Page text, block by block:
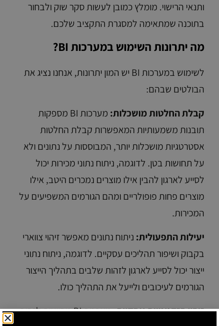
ותנאי הרישוי. מומלץ כמובן לעשות סקר שוק ולבחור
בתוכנה שמתאימה למסגרת התקציב שלכם.
מה יתרונות השימוש במערכות BI?
לשימוש במערכות BI יש המון יתרונות, אנחנו נציג את
הבולטים שבהם:
קבלת החלטות מושכלות:
מערכות BI מספקות
תובנות משמעותיות המאפשרות קבלת החלטות
אסטרטגיות מושכלות יותר, המבוססות על נתונים ולא
על תחושות בטן. לדוגמה, ניתוח נתוני מכירות יכול
לסייע לארגון להבין אילו מוצרים נמכרים היטב, אילו
מוצרים פחות פופולריים ומהם הגורמים המשפיעים על
המכירות.
יעילות התפעולית: ניתוח נתונים מאפשר זיהוי צווארי
בקבוק ושיפור תהליכים עסקיים. לדוגמה, ניתוח נתוני
ייצור יכול לסייע לארגון לזהות שלבים בתהליך הייצור
הגורמים לעיכובים ולייעל את התהליך כולו.
זיהוי הזדמנויות עסקיות:
מערכות BI מסייעות לזהות